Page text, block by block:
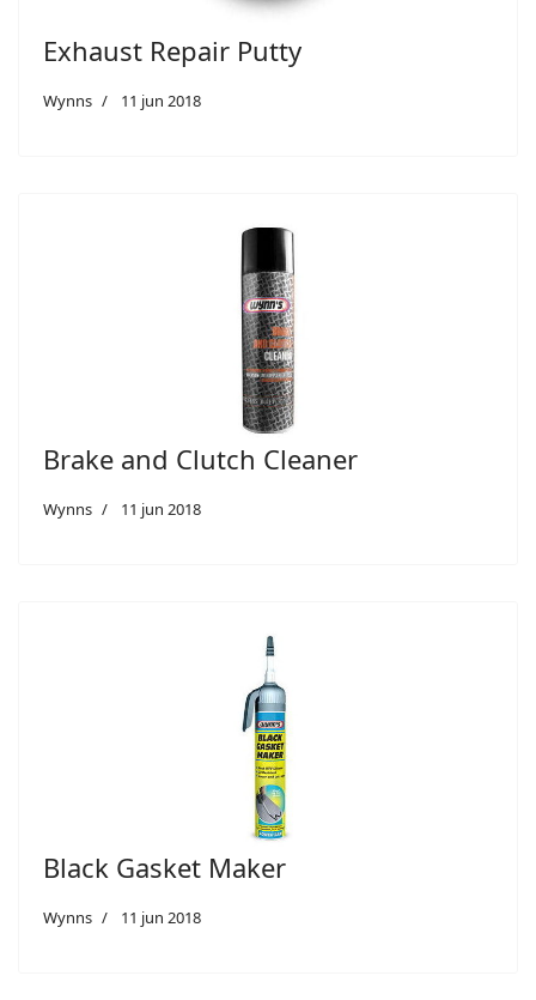
Exhaust Repair Putty
Wynns 11 jun 2018
Brake and Clutch Cleaner
Wynns 11 jun 2018
Black Gasket Maker
Wynns 11 jun 2018